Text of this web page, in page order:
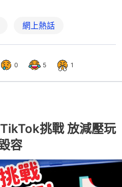
網上熱話
0 5 1
挑戰 放減壓玩
容